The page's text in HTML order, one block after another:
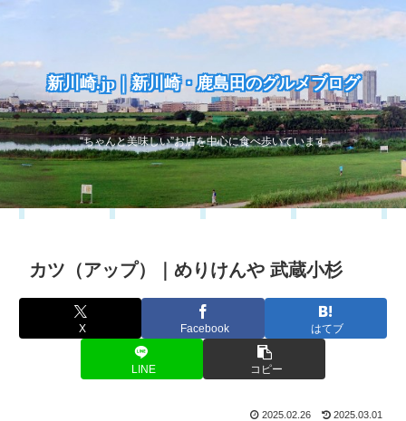
新川崎.jp｜新川崎・鹿島田のグルメブログ
“ちゃんと美味しい”お店を中心に食べ歩いています
カツ（アップ）｜めりけんや 武蔵小杉
X Facebook はてブ
LINE コピー
2025.02.26 2025.03.01